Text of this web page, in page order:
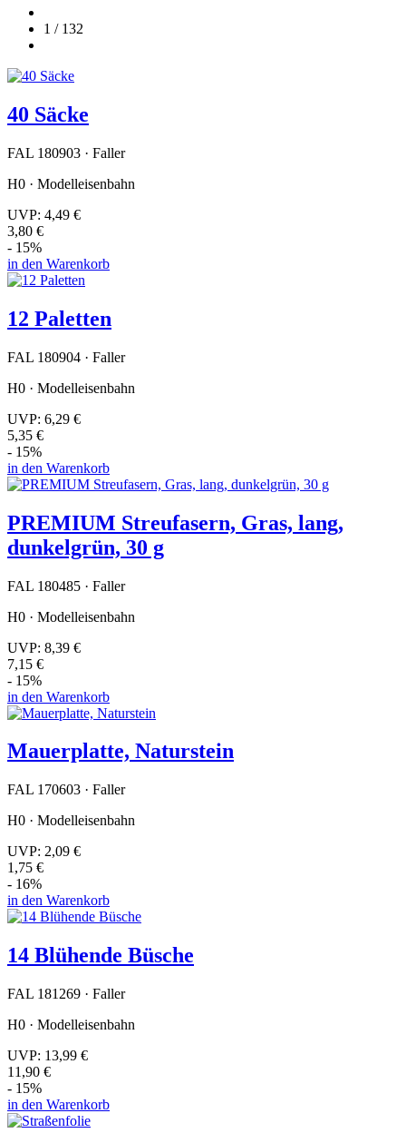
1 / 132
40 Säcke
FAL 180903 · Faller
H0 · Modelleisenbahn
UVP: 4,49 €
3,80 €
- 15%
in den Warenkorb
12 Paletten
FAL 180904 · Faller
H0 · Modelleisenbahn
UVP: 6,29 €
5,35 €
- 15%
in den Warenkorb
PREMIUM Streufasern, Gras, lang,
dunkelgrün, 30 g
FAL 180485 · Faller
H0 · Modelleisenbahn
UVP: 8,39 €
7,15 €
- 15%
in den Warenkorb
Mauerplatte, Naturstein
FAL 170603 · Faller
H0 · Modelleisenbahn
UVP: 2,09 €
1,75 €
- 16%
in den Warenkorb
14 Blühende Büsche
FAL 181269 · Faller
H0 · Modelleisenbahn
UVP: 13,99 €
11,90 €
- 15%
in den Warenkorb